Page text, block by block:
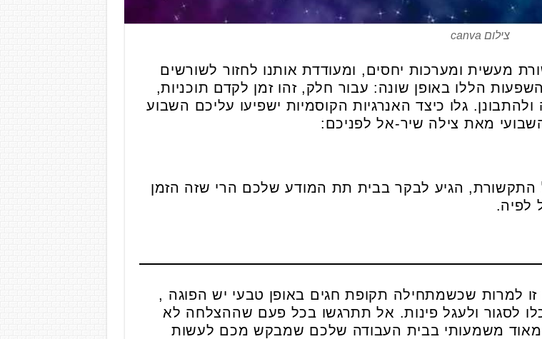
צילום canva
ומערכות יחסים, ומעודדת אותנו לחזור לשורשים
הללו באופן שונה: עבור חלק, זהו זמן לקדם תוכניות,
גלו כיצד האנרגיות הקוסמיות ישפיעו עליכם השבוע
מאת צילה שיר-אל לפניכם:
הגיע לבקר בבית תת המודע שלכם הרי שזה הזמן
לפיה.
זו למרות שכשמתחילה תקופת חגים באופן טבעי יש הפוגה ,
לסגור ולעגל פינות. אל תתרגשו בכל פעם שההצלחה לא
מאוד משמעותי בבית העבודה שלכם שמבקש מכם לעשות